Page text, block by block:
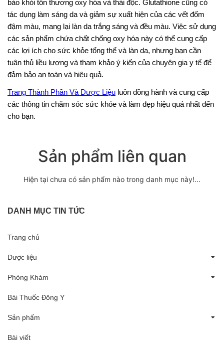
bào khỏi tổn thương oxy hóa và thải độc. Glutathione cũng có
tác dụng làm sáng da và giảm sự xuất hiện của các vết đốm
đậm màu, mang lại làn da trắng sáng và đều màu. Việc sử dụng
các sản phẩm chứa chất chống oxy hóa này có thể cung cấp
các lợi ích cho sức khỏe tổng thể và làn da, nhưng bạn cần
tuân thủ liều lượng và tham khảo ý kiến của chuyên gia y tế để
đảm bảo an toàn và hiệu quả.
Trang Thành Phần Và Dược Liệu luôn đồng hành và cung cấp
các thông tin chăm sóc sức khỏe và làm đẹp hiệu quả nhất đến
cho bạn.
Sản phẩm liên quan
Hiện tại chưa có sản phẩm nào trong danh mục này!...
DANH MỤC TIN TỨC
Trang chủ
Dược liệu
Phòng Khám
Bài Thuốc Đông Y
Sản phẩm
Bài viết